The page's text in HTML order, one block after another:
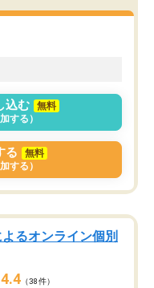
込む
無料
する）
る
無料
する）
るオンライン個別
4.4 （38件）